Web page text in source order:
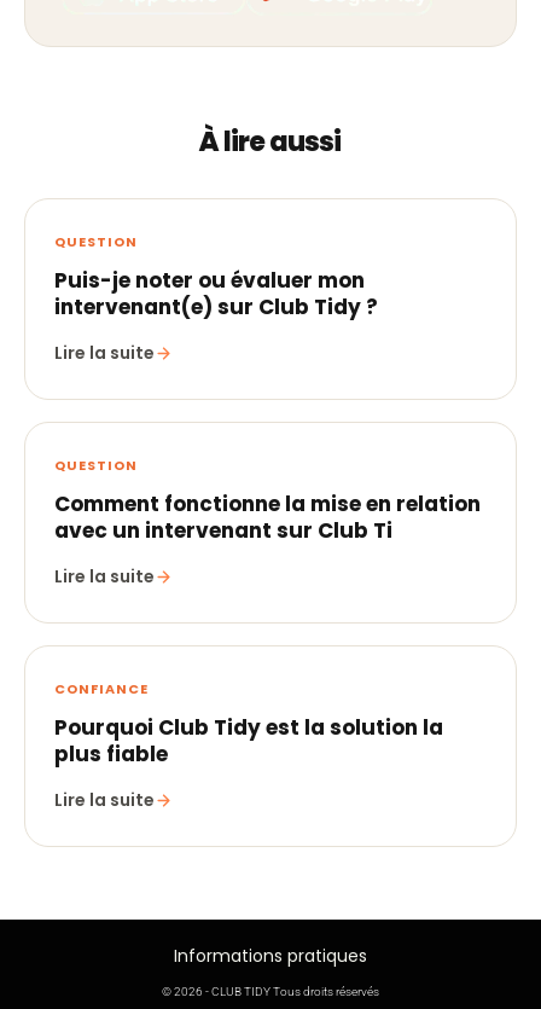
À lire aussi
QUESTION
Puis-je noter ou évaluer mon
intervenant(e) sur Club Tidy ?
Lire la suite
QUESTION
Comment fonctionne la mise en relation
avec un intervenant sur Club Ti
Lire la suite
CONFIANCE
Pourquoi Club Tidy est la solution la
plus fiable
Lire la suite
Informations pratiques
© 2026 - CLUB TIDY Tous droits réservés